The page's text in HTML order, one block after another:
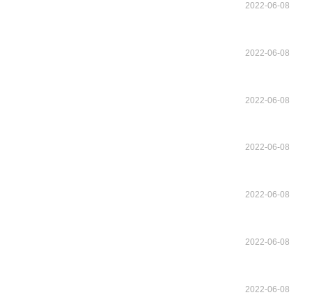
2022-06-08
2022-06-08
2022-06-08
2022-06-08
2022-06-08
2022-06-08
2022-06-08